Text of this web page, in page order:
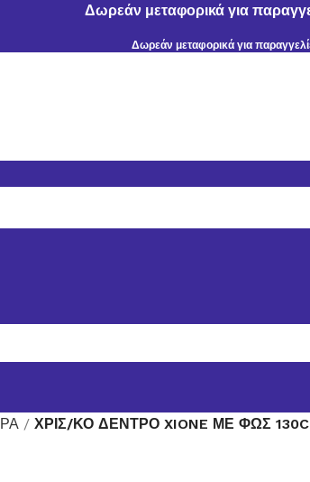
Δωρεάν μεταφορικά για
Δωρεάν μεταφορικά για
ΧΡΙΣ/ΚΟ ΔΕΝΤΡΟ XIONE ΜΕ ΦΩΣ